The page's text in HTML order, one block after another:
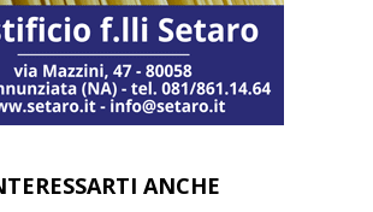
ANCHE